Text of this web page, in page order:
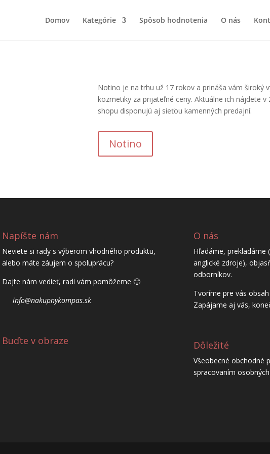
Domov Kategórie Spôsob hodnotenia O nás
Notino je na trhu už 17 rokov a prináša vám široký
kozmetiky za prijateľné ceny. Aktuálne ich nájdete v
shopu disponujú aj sieťou kamenných predajní.
Notino
Napíšte nám
Neviete si rady s výberom vhodného produktu,
alebo máte záujem o spoluprácu?
Dajte nám vedieť, radi vám pomôžeme 🙂
info@nakupnykompas.sk
Buďte v obraze
O nás
Hľadáme, prekladáme
anglické zdroje),
odborníkov.
Tvoríme pre vás
Zapájame aj vás,
Dôležité
Všeobecné obchodné
spracovaním